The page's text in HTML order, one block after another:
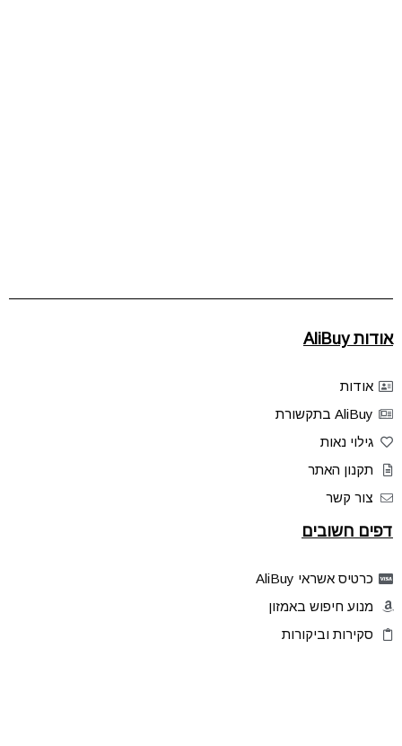
אודות AliBuy
אודות
AliBuy בתקשורת
גילוי נאות
תקנון האתר
צור קשר
דפים חשובים
כרטיס אשראי AliBuy
מנוע חיפוש באמזון
סקירות וביקורות